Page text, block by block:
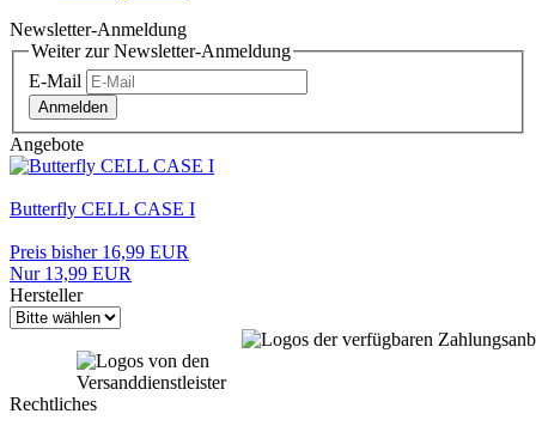
Newsletter-Anmeldung
Weiter zur Newsletter-Anmeldung
E-Mail
Anmelden
Angebote
Butterfly CELL CASE I
Preis bisher 16,99 EUR
Nur 13,99 EUR
Hersteller
Rechtliches